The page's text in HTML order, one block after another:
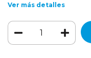
Ver más detalles